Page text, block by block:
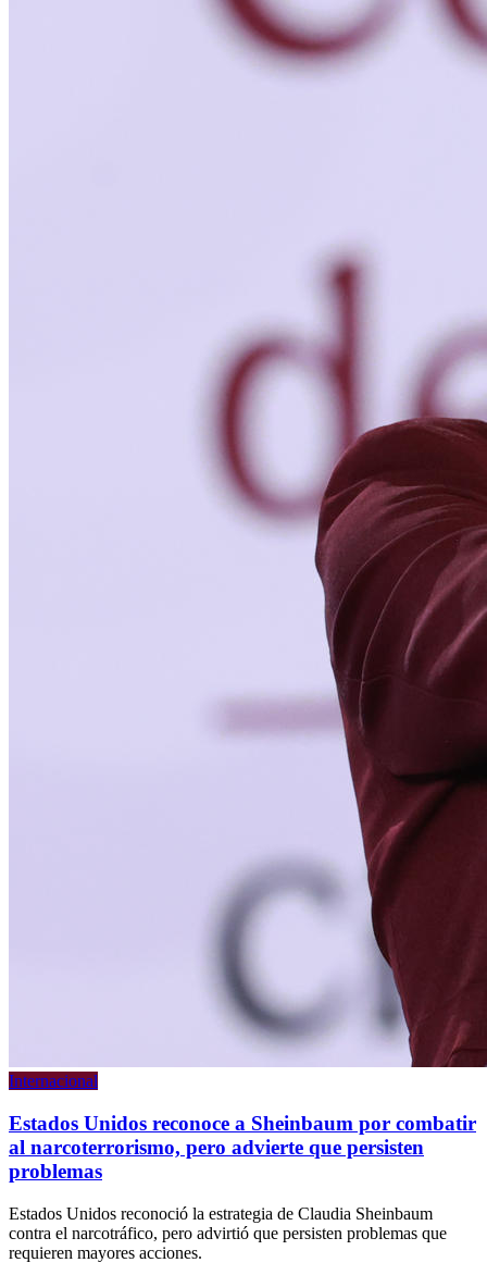
Internacional
Estados Unidos reconoce a Sheinbaum por combatir
al narcoterrorismo, pero advierte que persisten
problemas
Estados Unidos reconoció la estrategia de Claudia Sheinbaum
contra el narcotráfico, pero advirtió que persisten problemas que
requieren mayores acciones.